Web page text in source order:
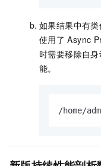
如果结果中有
使用了 Async
时需要移除自
能。
/home/